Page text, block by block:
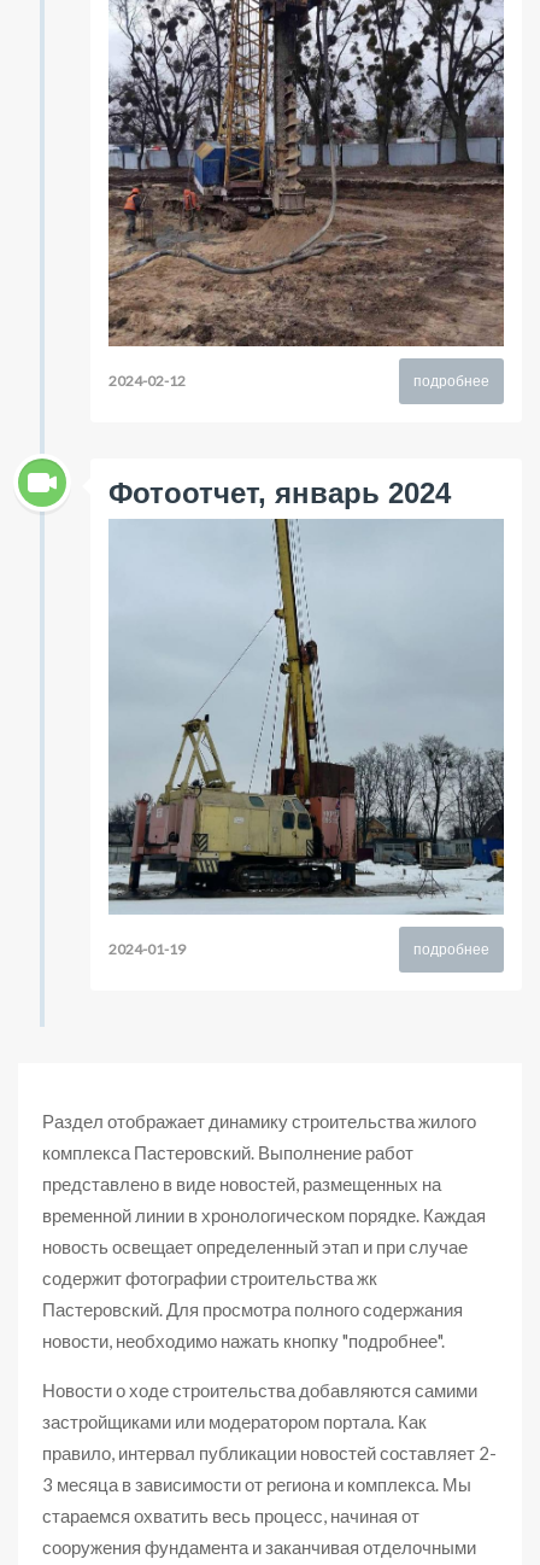
подробнее
2024-02-12
Фотоотчет, январь 2024
подробнее
2024-01-19
Раздел отображает динамику строительства жилого
комплекса Пастеровский. Выполнение работ
представлено в виде новостей, размещенных на
временной линии в хронологическом порядке. Каждая
новость освещает определенный этап и при случае
содержит фотографии строительства жк
Пастеровский. Для просмотра полного содержания
новости, необходимо нажать кнопку "подробнее".
Новости о ходе строительства добавляются самими
застройщиками или модератором портала. Как
правило, интервал публикации новостей составляет 2-
3 месяца в зависимости от региона и комплекса. Мы
стараемся охватить весь процесс, начиная от
сооружения фундамента и заканчивая отделочными